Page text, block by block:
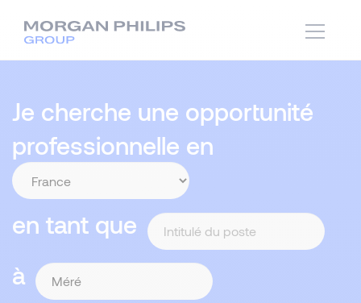
Je cherche une opportunité
professionnelle en
en tant que
à